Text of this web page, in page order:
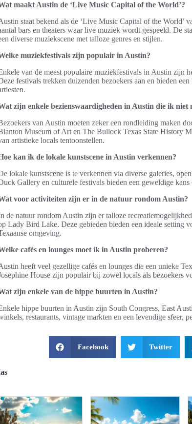
maakt Austin de ‘Live Music Capital of the World’?
staat bekend als de ‘Live Music Capital of the World’
bars en theaters waar live muziek wordt gespeeld. De
diverse muziekscene met talloze genres en stijlen.
muziekfestivals zijn populair in Austin?
van de meest populaire muziekfestivals in Austin zijn
festivals trekken duizenden bezoekers aan en bieden
zijn enkele bezienswaardigheden in Austin die ik niet
van Austin moeten zeker een rondleiding maken
Museum of Art en The Bullock Texas State History
artistieke locals tentoonstellen.
kan ik de lokale kunstscene in Austin verkennen?
lokale kunstscene is te verkennen via diverse galeries,
Gallery en culturele festivals bieden een geweldige
voor activiteiten zijn er in de natuur rondom Austin?
de natuur rondom Austin zijn er talloze
Lady Bird Lake. Deze gebieden bieden een ideale setting
omgeving.
cafés en lounges moet ik in Austin proberen?
heeft veel gezellige cafés en lounges die een unieke
House zijn populair bij zowel locals als bezoekers
zijn enkele van de hippe buurten in Austin?
hippe buurten in Austin zijn South Congress, East
restaurants, vintage markten en een levendige sfeer,
Facebook Twitter